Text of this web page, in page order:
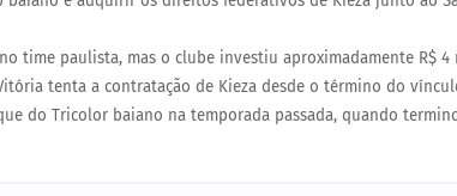
time paulista, mas o clube investiu aproximadamente R$ 4
tenta a contratação de Kieza desde o término do
do Tricolor baiano na temporada passada, quando